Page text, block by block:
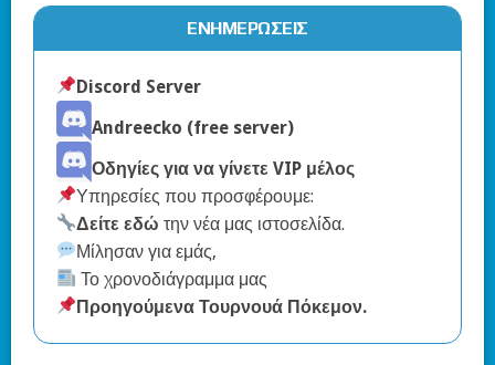
ΕΝΗΜΕΡΏΣΕΙΣ
Discord Server
Andreecko (free server)
Οδηγίες για να γίνετε VIP μέλος
Υπηρεσίες που προσφέρουμε:
Δείτε εδώ την νέα μας ιστοσελίδα.
Μίλησαν για εμάς,
Το χρονοδιάγραμμα μας
Προηγούμενα Τουρνουά Πόκεμον.